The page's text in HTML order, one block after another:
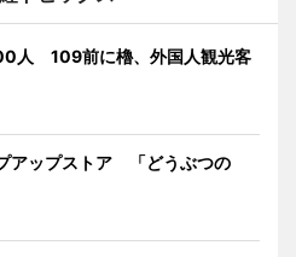
人 109前に櫓、外国人観光客
アップストア 「どうぶつの